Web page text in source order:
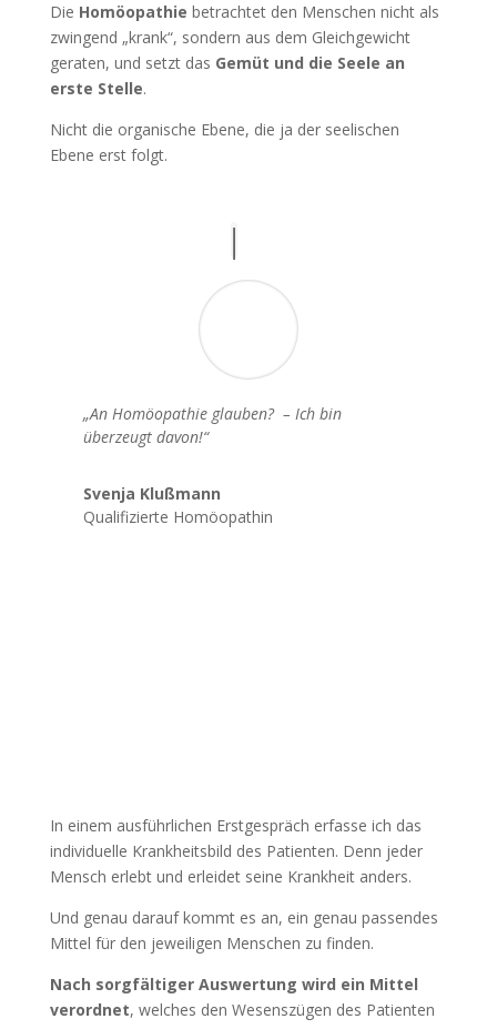
Die Homöopathie betrachtet den Menschen nicht als
zwingend „krank“, sondern aus dem Gleichgewicht
geraten, und setzt das Gemüt und die Seele an
erste Stelle.
Nicht die organische Ebene, die ja der seelischen
Ebene erst folgt.
„An Homöopathie glauben? – Ich bin
überzeugt davon!“
Svenja Klußmann
Qualifizierte Homöopathin
In einem ausführlichen Erstgespräch erfasse ich das
individuelle Krankheitsbild des Patienten. Denn jeder
Mensch erlebt und erleidet seine Krankheit anders.
Und genau darauf kommt es an, ein genau passendes
Mittel für den jeweiligen Menschen zu finden.
Nach sorgfältiger Auswertung wird ein Mittel
verordnet, welches den Wesenszügen des Patienten